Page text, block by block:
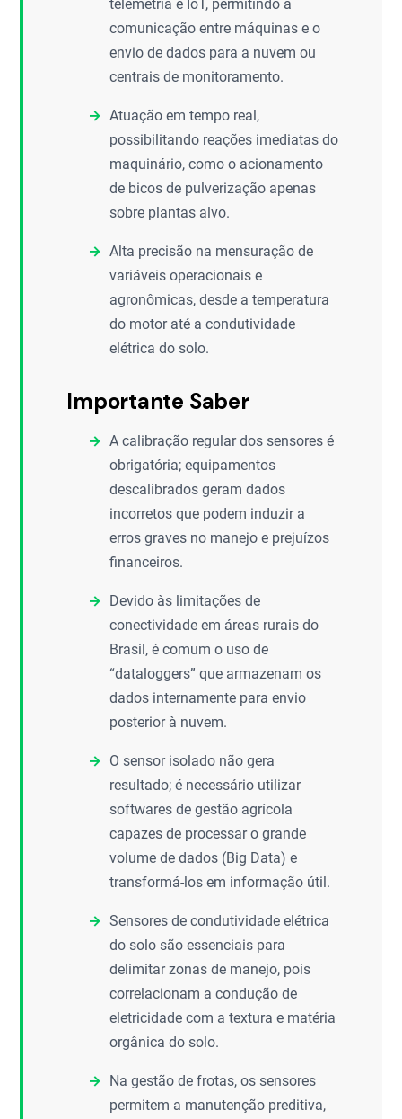
telemetria e IoT, permitindo a
comunicação entre máquinas e o
envio de dados para a nuvem ou
centrais de monitoramento.
Atuação em tempo real,
possibilitando reações imediatas do
maquinário, como o acionamento
de bicos de pulverização apenas
sobre plantas alvo.
Alta precisão na mensuração de
variáveis operacionais e
agronômicas, desde a temperatura
do motor até a condutividade
elétrica do solo.
Importante Saber
A calibração regular dos sensores é
obrigatória; equipamentos
descalibrados geram dados
incorretos que podem induzir a
erros graves no manejo e prejuízos
financeiros.
Devido às limitações de
conectividade em áreas rurais do
Brasil, é comum o uso de
“dataloggers” que armazenam os
dados internamente para envio
posterior à nuvem.
O sensor isolado não gera
resultado; é necessário utilizar
softwares de gestão agrícola
capazes de processar o grande
volume de dados (Big Data) e
transformá-los em informação útil.
Sensores de condutividade elétrica
do solo são essenciais para
delimitar zonas de manejo, pois
correlacionam a condução de
eletricidade com a textura e matéria
orgânica do solo.
Na gestão de frotas, os sensores
permitem a manutenção preditiva,